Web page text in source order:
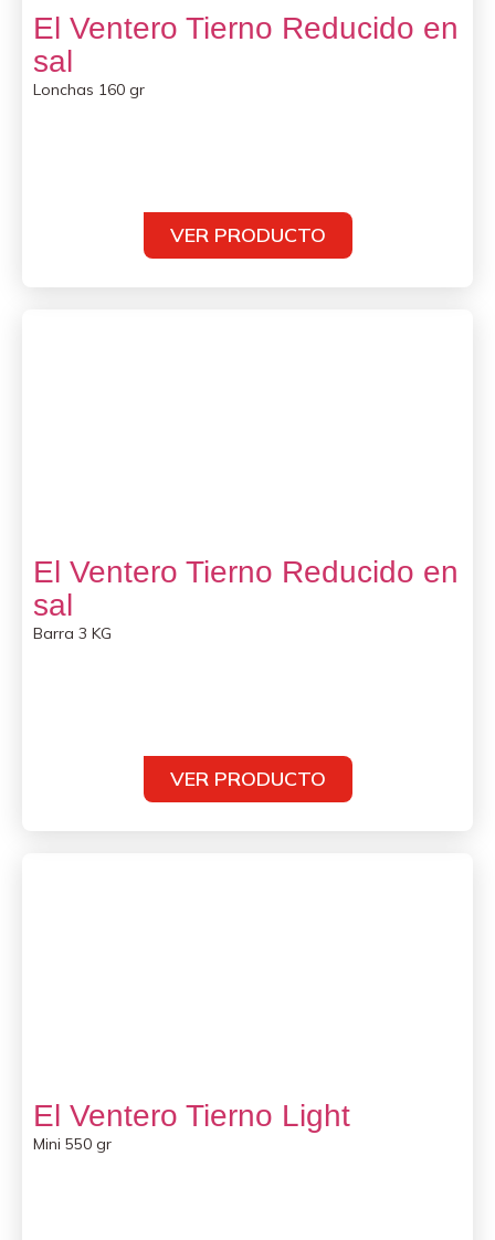
El Ventero Tierno Reducido en
sal
Lonchas 160 gr
VER PRODUCTO
El Ventero Tierno Reducido en
sal
Barra 3 KG
VER PRODUCTO
El Ventero Tierno Light
Mini 550 gr